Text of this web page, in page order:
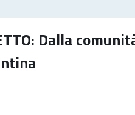
Dalla